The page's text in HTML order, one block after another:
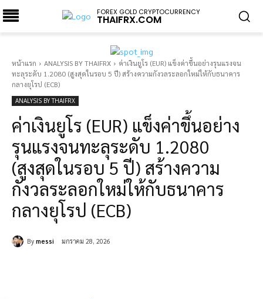
FOREX GOLD CRYPTOCURRENCY
THAIFRX.COM
หน้าแรก ANALYSIS BY THAIFRX
ค่าเงินยูโร (EUR) แข็งค่าขึ้นอย่างรุนแรงจน
ทะลุระดับ 1.2080 (สูงสุดในรอบ 5 ปี) สร้างความกังวลระลอกใหม่ให้กับธนาคาร
กลางยุโรป (ECB)
ANALYSIS BY THAIFRX
ค่าเงินยูโร (EUR) แข็งค่าขึ้นอย่าง
รุนแรงจนทะลุระดับ 1.2080
(สูงสุดในรอบ 5 ปี) สร้างความ
กังวลระลอกใหม่ให้กับธนาคาร
กลางยุโรป (ECB)
By messi มกราคม 28, 2026